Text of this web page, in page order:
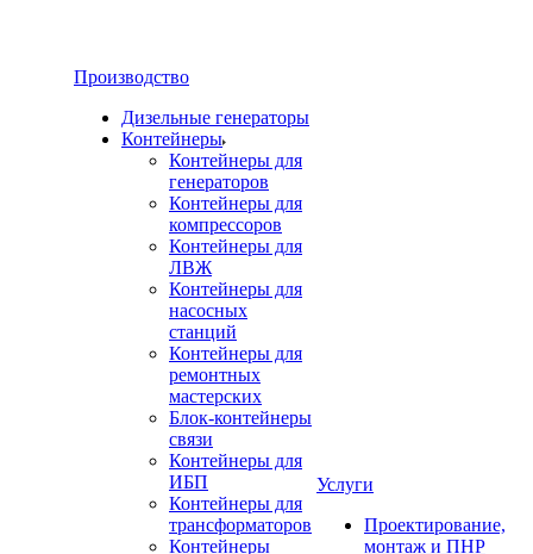
Производство
Дизельные генераторы
Контейнеры
Контейнеры для
генераторов
Контейнеры для
компрессоров
Контейнеры для
ЛВЖ
Контейнеры для
насосных
станций
Контейнеры для
ремонтных
мастерских
Блок-контейнеры
связи
Контейнеры для
ИБП
Контейнеры для
трансформаторов
Контейнеры
Услуги
Проектирование,
монтаж и ПНР